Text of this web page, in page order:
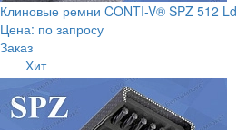
Клиновые ремни CONTI-V® SPZ 512 Ld
Цена: по запросу
Заказ
Хит